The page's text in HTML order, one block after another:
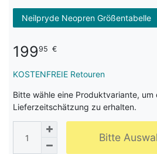
Neilpryde Neopren Größentabelle
19995 €
KOSTENFREIE Retouren
Bitte wähle eine Produktvariante, um
Lieferzeitschätzung zu erhalten.
Bitte